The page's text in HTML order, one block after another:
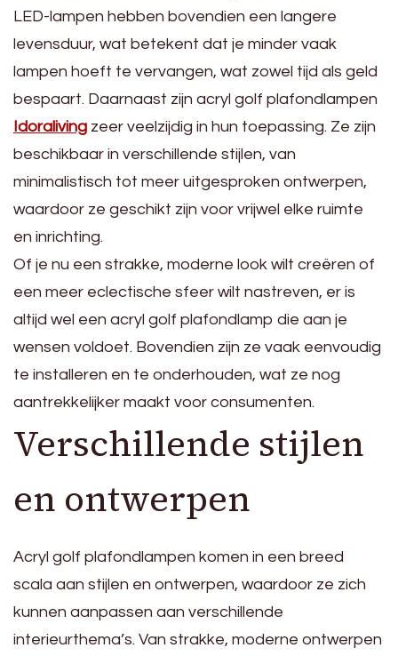
LED-lampen hebben bovendien een langere
levensduur, wat betekent dat je minder vaak
lampen hoeft te vervangen, wat zowel tijd als geld
bespaart. Daarnaast zijn acryl golf plafondlampen
Idoraliving zeer veelzijdig in hun toepassing. Ze zijn
beschikbaar in verschillende stijlen, van
minimalistisch tot meer uitgesproken ontwerpen,
waardoor ze geschikt zijn voor vrijwel elke ruimte
en inrichting.
Of je nu een strakke, moderne look wilt creëren of
een meer eclectische sfeer wilt nastreven, er is
altijd wel een acryl golf plafondlamp die aan je
wensen voldoet. Bovendien zijn ze vaak eenvoudig
te installeren en te onderhouden, wat ze nog
aantrekkelijker maakt voor consumenten.
Verschillende stijlen
en ontwerpen
Acryl golf plafondlampen komen in een breed
scala aan stijlen en ontwerpen, waardoor ze zich
kunnen aanpassen aan verschillende
interieurthema’s. Van strakke, moderne ontwerpen